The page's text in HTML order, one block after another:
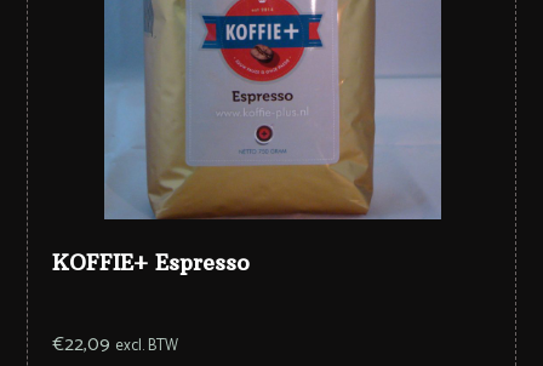
KOFFIE+ Espresso
€22,09 excl. BTW